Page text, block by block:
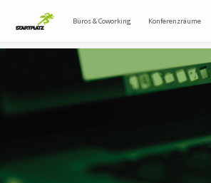
Büros & Coworking Konferenzräume